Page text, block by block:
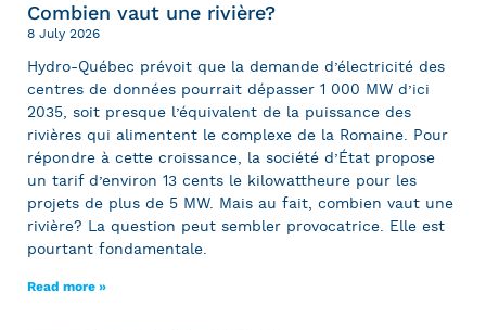
Combien vaut une rivière?
8 July 2026
Hydro-Québec prévoit que la demande d’électricité des
centres de données pourrait dépasser 1 000 MW d’ici
2035, soit presque l’équivalent de la puissance des
rivières qui alimentent le complexe de la Romaine. Pour
répondre à cette croissance, la société d’État propose
un tarif d’environ 13 cents le kilowattheure pour les
projets de plus de 5 MW. Mais au fait, combien vaut une
rivière? La question peut sembler provocatrice. Elle est
pourtant fondamentale.
Read more »